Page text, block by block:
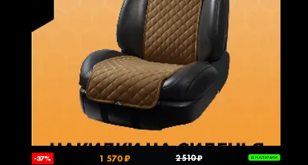
-37% 1 570 ₽ 2 510 ₽ В НАЛИЧИИ